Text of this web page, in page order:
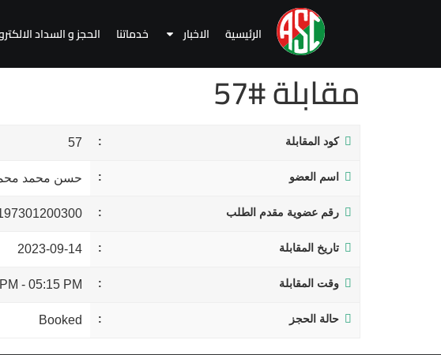
الرئيسية الاخبار خدماتنا الحجز و السداد
مقابلة #57
كود المقابلة 57
اسم العضو حسن محمد
رقم عضوية مقدم الطلب
تاريخ المقابلة 2023-09-14
وقت المقابلة 05:15 PM
-
حالة الحجز Booked